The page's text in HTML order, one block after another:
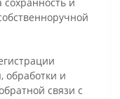
обработки и
связи с